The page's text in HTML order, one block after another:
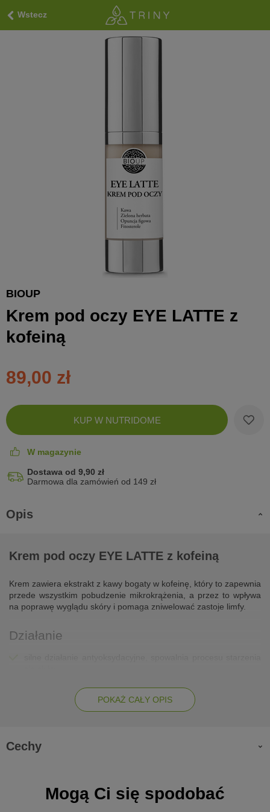
Wstecz
BIOUP
Krem pod oczy EYE LATTE z
kofeiną
89,00 zł
Zobacz
koszyk
KUP W NUTRIDOME
W magazynie
Dostawa od 9,90 zł
Darmowa dla zamówień od 149 zł
Opis
Krem pod oczy EYE LATTE z kofeiną
Krem zawiera ekstrakt z kawy bogaty w kofeinę, który to zapewnia
przede wszystkim pobudzenie mikrokrążenia, a przez to wpływa
na poprawę wyglądu skóry i pomaga zniwelować zastoje limfy.
Działanie
dodatek kwasu hialuronowego poprawia nawilżenie skóry
komórki macierzyste borówki działają jak tarcza, która chroni
niacynamidu w recepturze kosmetyk wykazuje działanie
depigmentujące i rozjaśniające
POKAŻ CAŁY OPIS
Cechy
Mogą Ci się spodobać